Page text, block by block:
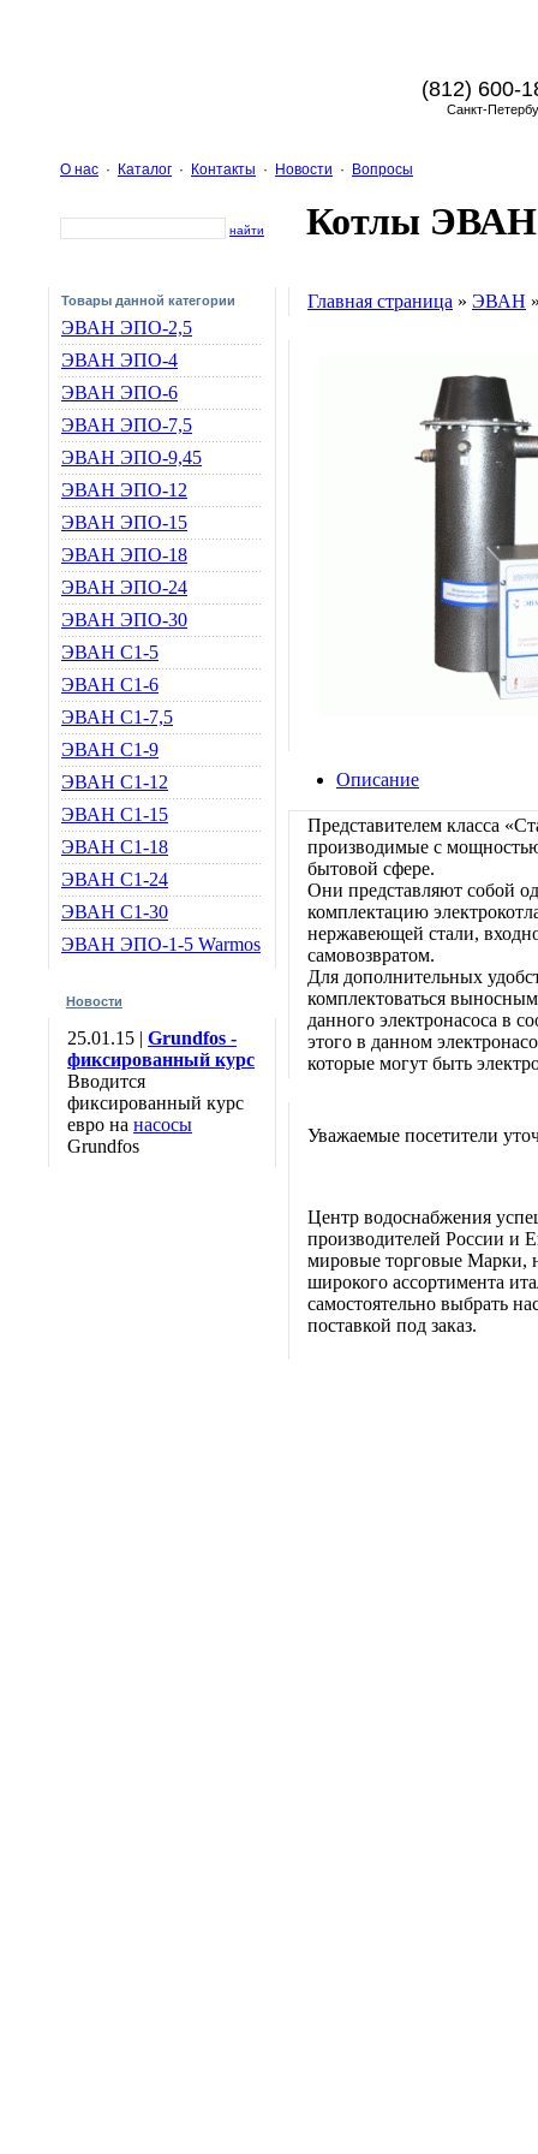
(812) 600-
Санкт-
О нас · Каталог · Контакты · Новости · Вопросы
найти Котлы ЭВАН
Товары данной категории
ЭВАН ЭПО-2,5
ЭВАН ЭПО-4
ЭВАН ЭПО-6
ЭВАН ЭПО-7,5
ЭВАН ЭПО-9,45
ЭВАН ЭПО-12
ЭВАН ЭПО-15
ЭВАН ЭПО-18
ЭВАН ЭПО-24
ЭВАН ЭПО-30
ЭВАН С1-5
ЭВАН С1-6
ЭВАН С1-7,5
ЭВАН С1-9
ЭВАН С1-12
ЭВАН С1-15
ЭВАН С1-18
ЭВАН С1-24
ЭВАН С1-30
ЭВАН ЭПО-1-5 Warmos
Новости
25.01.15 | Grundfos -
фиксированный курс
Вводится
фиксированный курс
евро на насосы
Grundfos
Главная страница » ЭВАН
Описание
Представителем класса
производимые с
бытовой сфере.
Они представляют собой
комплектацию
нержавеющей стали,
самовозвратом.
Для дополнительных
комплектоваться
данного электронасоса в
этого в данном
которые могут быть
Уважаемые посетители
Центр водоснабжения
производителей России и
мировые торговые Марки,
широкого ассортимента
самостоятельно выбрать
поставкой под заказ.